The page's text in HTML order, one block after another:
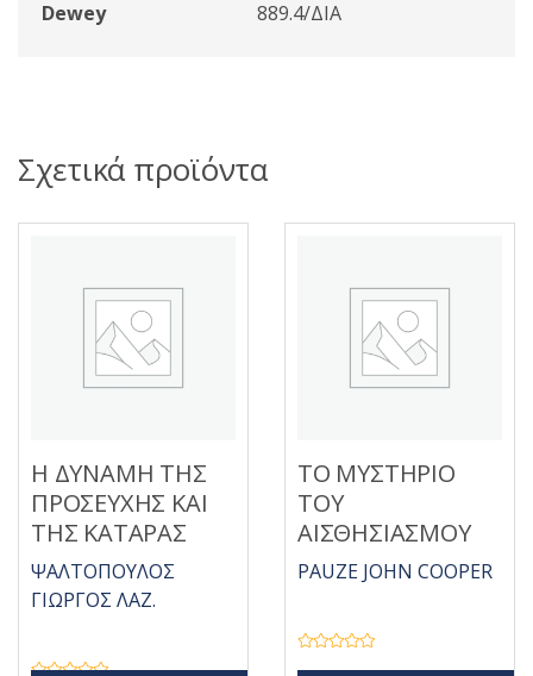
Dewey
889.4/ΔΙΑ
Σχετικά προϊόντα
Η ΔΥΝΑΜΗ ΤΗΣ
ΠΡΟΣΕΥΧΗΣ ΚΑΙ
ΤΗΣ ΚΑΤΑΡΑΣ
ΨΑΛΤΟΠΟΥΛΟΣ
ΓΙΩΡΓΟΣ ΛΑΖ.
ΤΟ ΜΥΣΤΗΡΙΟ
ΤΟΥ
ΑΙΣΘΗΣΙΑΣΜΟΥ
PAUZE JOHN COOPER